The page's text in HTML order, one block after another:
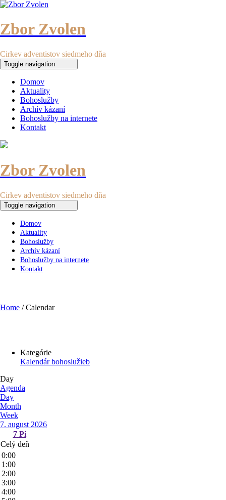
Zbor Zvolen
Cirkev adventistov siedmeho dňa
Toggle navigation
Domov
Aktuality
Bohoslužby
Archív kázaní
Bohoslužby na internete
Kontakt
Zbor Zvolen
Cirkev adventistov siedmeho dňa
Toggle navigation
Domov
Aktuality
Bohoslužby
Archív kázaní
Bohoslužby na internete
Kontakt
Home / Calendar
Kategórie
Kalendár bohoslužieb
Day
Agenda
Day
Month
Week
7. august 2026
7 Pi
Celý deň
0:00
1:00
2:00
3:00
4:00